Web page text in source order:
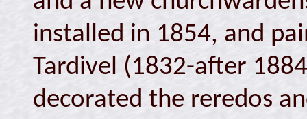
installed in 1854, and
Tardivel (1832-after
decorated the reredos